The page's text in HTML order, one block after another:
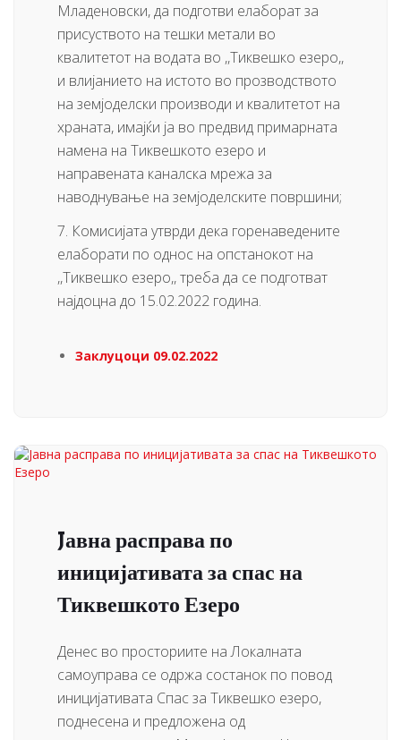
Младеновски, да подготви елаборат за
присуството на тешки метали во
квалитетот на водата во ,,Тиквешко езеро,,
и влијанието на истото во прозводството
на земјоделски производи и квалитетот на
храната, имајќи ја во предвид примарната
намена на Тиквешкото езеро и
направената каналска мрежа за
наводнување на земјоделските површини;
7. Комисијата утврди дека горенаведените
елаборати по однос на опстанокот на
,,Тиквешко езеро,, треба да се подготват
најдоцна до 15.02.2022 година.
Заклуцоци 09.02.2022
Jавна расправа по
иницијативата за спас на
Тиквешкото Езеро
Денес во просториите на Локалната
самоуправа се одржа состанок по повод
иницијативата Спас за Тиквешко езеро,
поднесена и предложена од